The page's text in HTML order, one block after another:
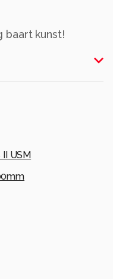
baart kunst!
USM